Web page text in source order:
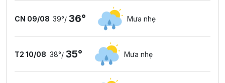
CN 09/08 39°/ 36° Mưa nhẹ
T2 10/08 38°/ 35° Mưa nhẹ